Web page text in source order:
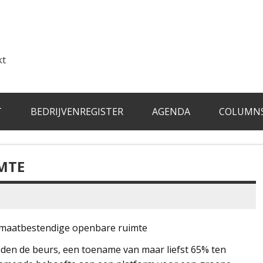
BEDRIJVENREGISTER AGENDA
openbare ruimte
de beurs, een toename van maar liefst 65% ten